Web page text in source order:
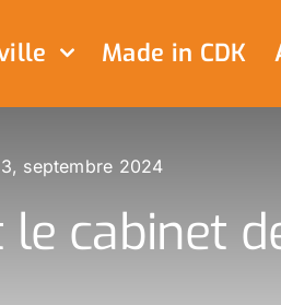
Made in CDK
septembre 2024
cabinet